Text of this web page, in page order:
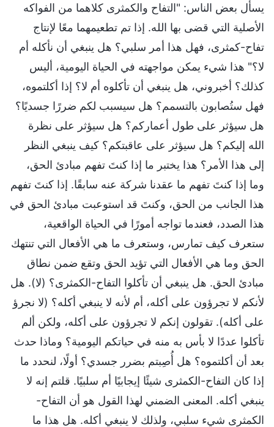
يسأل بعض الناس: "التفاح والكمثرى كلاهما من الفواكه
الأصلية التي قضى بها الله. إذا تم تطعيمهما معًا لإنتاج
تفاح-كمثرى، فهل هذا أمر سلبي؟ هل ينبغي أن نأكله أم
لا؟" هذا شيء يمكن مواجهته في الحياة اليومية، أليس
كذلك؟ أخبروني، هل ينبغي أن تأكلوه أم لا؟ إذا أكلتموه،
فهل ستُصابون بالتسمم؟ هل سيسبب لكم ضررًا جسديًا؟
هل سيؤثر على طول أعماركم؟ هل سيؤثر على نظرة
الله إليكم؟ هل سيؤثر على عاقبتكم؟ كيف ينبغي النظر
إلى هذا الأمر؟ هذا يختبر ما إذا كنتَ تفهم مبادئ الحق،
وما إذا كنتَ تفهم ما عقدنا شركة عنه سابقًا. إذا كنتَ تفهم
هذا الجانب من الحق، وكنتَ قد استوعبت مبادئ الحق في
هذا الصدد، فعندما تواجه أمورًا في الحياة الواقعية،
ستعرف كيف تمارس، وستعرف ما هي الأفعال التي تنتهك
الحق وما هي الأفعال التي تؤيد الحق وتقع ضمن نطاق
مبادئ الحق. هل ينبغي أن تأكلوا التفاح-الكمثرى؟ (لا). هل
لأنكم لا تجرؤون على أكله، أم لأنه لا ينبغي أكله؟ (لا نجرؤ
على أكله). تقولون إنكم لا تجرؤون على أكله، ولكن ألم
تأكلوا عددًا لا بأس به منه في حياتكم اليومية؟ وماذا حدث
بعد أن أكلتموه؟ هل أُصِبتم بضرر جسدي؟ أولًا، لنحدد ما
إذا كان التفاح-الكمثرى شيئًا إيجابيًا أم سلبيًا. قلتم إنه لا
ينبغي أكله. المعنى الضمني لهذا القول هو أن التفاح-
الكمثرى شيء سلبي، ولذلك لا ينبغي أكله. هل هذا ما